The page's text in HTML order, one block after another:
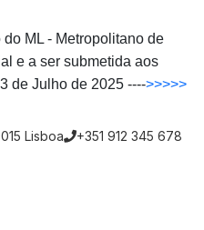
ML - Metropolitano de
e a ser submetida aos
de Julho de 2025 ---->>>>>
Lisboa
+351 912 345 678